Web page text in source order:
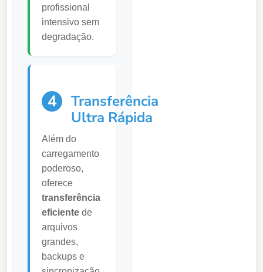
profissional
intensivo sem
degradação.
4
Transferência
Ultra Rápida
Além do
carregamento
poderoso,
oferece
transferência
eficiente de
arquivos
grandes,
backups e